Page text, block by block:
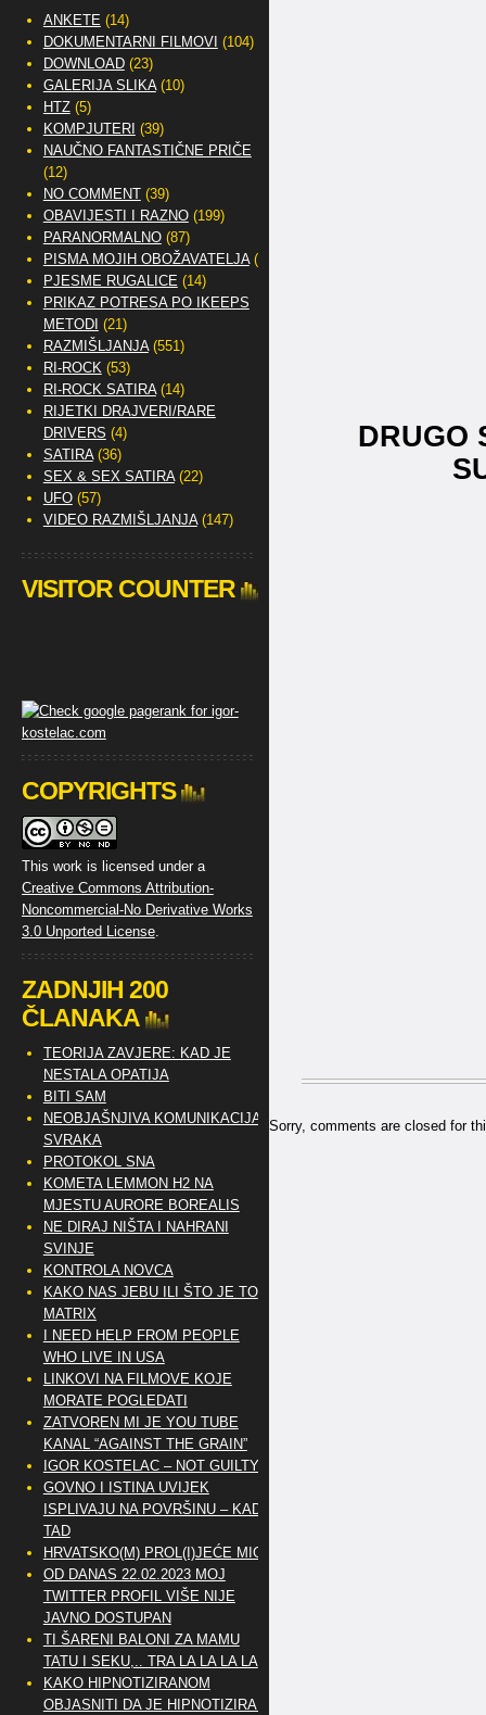
DRUGO
Sorry, comments are closed for
ANKETE (14)
DOKUMENTARNI FILMOVI (104)
DOWNLOAD(23)
GALERIJA SLIKA(10)
HTZ(5)
KOMPJUTERI (39)
NAUČNO FANTASTIČNE PRIČE
(12)
NO COMMENT(39)
OBAVIJESTI I RAZNO(199)
PARANORMALNO(87)
PISMA MOJIH OBOŽAVATELJA(2)
PJESME RUGALICE (14)
PRIKAZ POTRESA PO IKEEPS
METODI (21)
RAZMIŠLJANJA(551)
RI-ROCK(53)
RI-ROCK SATIRA(14)
RIJETKI DRAJVERI/RARE
DRIVERS (4)
SATIRA(36)
SEX & SEX SATIRA(22)
UFO(57)
VIDEO RAZMIŠLJANJA(147)
VISITOR COUNTER
COPYRIGHTS
This work is licensed under a
Creative Commons Attribution-
Noncommercial-No Derivative Works
3.0 Unported License.
ZADNJIH 200
ČLANAKA
TEORIJA ZAVJERE: KAD JE
NESTALA OPATIJA
BITI SAM
NEOBJAŠNJIVA KOMUNIKACIJA
SVRAKA
PROTOKOL SNA
KOMETA LEMMON H2 NA
MJESTU AURORE BOREALIS
NE DIRAJ NIŠTA I NAHRANI
SVINJE
KONTROLA NOVCA
KAKO NAS JEBU ILI ŠTO JE TO
MATRIX
I NEED HELP FROM PEOPLE
WHO LIVE IN USA
LINKOVI NA FILMOVE KOJE
MORATE POGLEDATI
ZATVOREN MI JE YOU TUBE
KANAL “AGAINST THE GRAIN”
IGOR KOSTELAC – NOT GUILTY
GOVNO I ISTINA UVIJEK
ISPLIVAJU NA POVRŠINU – KAD
TAD
HRVATSKO(M) PROL(I)JEĆE MIG
OD DANAS 22.02.2023 MOJ
TWITTER PROFIL VIŠE NIJE
JAVNO DOSTUPAN
TI ŠARENI BALONI ZA MAMU
TATU I SEKU,.. TRA LA LA LA LA
KAKO HIPNOTIZIRANOM
OBJASNITI DA JE HIPNOTIZIRAN